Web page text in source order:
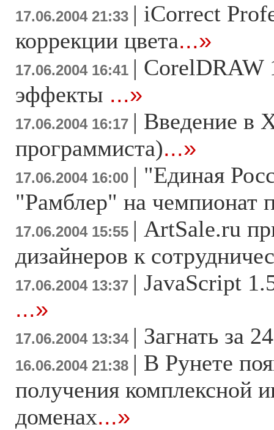
17.06.2004 21:33 | iCorrect
коррекции цвета...»
17.06.2004 16:41 | CorelDRAW
эффекты ...»
17.06.2004 16:17 | Bведение в
программиста)...»
17.06.2004 16:00 | "Единая
"Рамблер" на чемпионат
17.06.2004 15:55 | ArtSale.ru
дизайнеров к
17.06.2004 13:37 | JavaScript
...»
17.06.2004 13:34 | Загнать за
16.06.2004 21:38 | В Рунете
получения комплексной
доменах...»